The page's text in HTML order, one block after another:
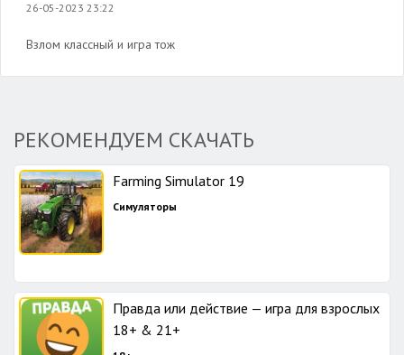
26-05-2023 23:22
Взлом классный и игра тож
РЕКОМЕНДУЕМ СКАЧАТЬ
Farming Simulator 19
Симуляторы
Правда или действие — игра для взрослых
18+ & 21+